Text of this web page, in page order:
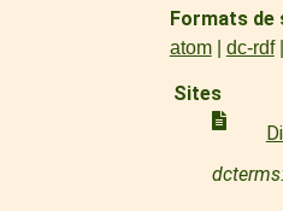
Formats de
atom dc-rdf
Sites